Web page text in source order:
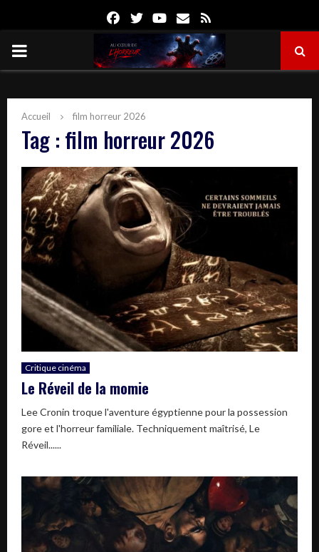
FacebookTwitterYoutube
Email
PRIMARY
Accueil film horreur 2026
Tag : film horreur 2026
Critique cinéma
Le Réveil de la momie
Lee Cronin troque l'aventure égyptienne pour la possession
gore et l'horreur familiale. Techniquement maîtrisé, Le
Réveil......